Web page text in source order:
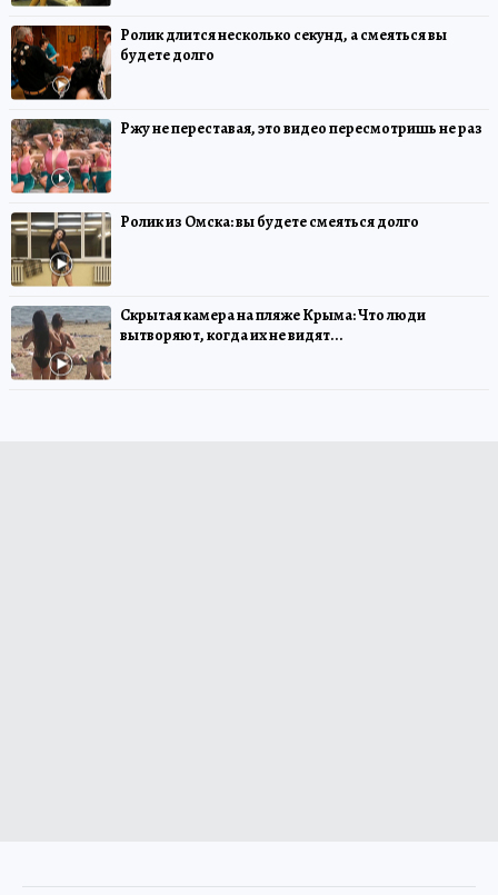
Ролик длится несколько секунд, а смеяться вы
будете долго
Ржу не переставая, это видео пересмотришь не раз
Ролик из Омска: вы будете смеяться долго
Скрытая камера на пляже Крыма: Что люди
вытворяют, когда их не видят...